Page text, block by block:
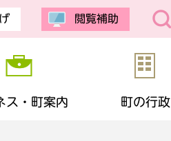
閲覧補助
ス・町案内 町の行政